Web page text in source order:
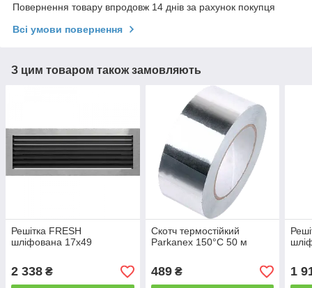
Повернення товару впродовж 14 днів за рахунок покупця
Всі умови повернення
З цим товаром також замовляють
Решітка FRESH
шліфована 17x49
2 338 ₴
Скотч термостійкий
Parkanex 150°C 50 м
489₴ 1